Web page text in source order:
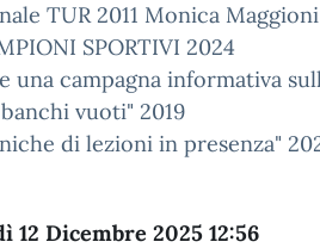
TUR 2011 Monica Maggioni
SPORTIVI 2024
una campagna informativa
vuoti" 2019
di lezioni in presenza"
12 Dicembre 2025 12:56